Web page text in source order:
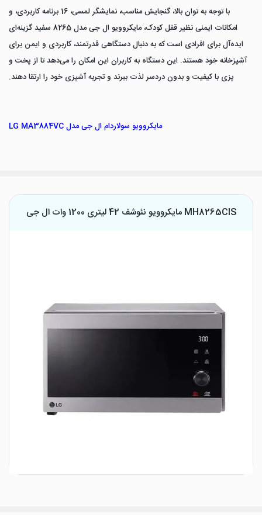
با توجه به توان بالا، گنجایش مناسب، نمایشگر لمسی، 16 برنامه کاربردی، و
امکانات ایمنی نظیر قفل کودک، مایکروویو ال جی مدل 8265 سفید گزینه‌ای
ایده‌آل برای افرادی است که به دنبال دستگاهی قدرتمند، کاربردی و ایمن برای
آشپزخانه خود هستند. این دستگاه به کاربران این امکان را می‌دهد تا از پخت و
پزی با کیفیت و بدون دردسر لذت ببرند و تجربه آشپزی خود را ارتقا دهند.
مایکروویو سولاردام ال جی مدل LG MA3884VC
مایکروویو نئوشف 42 لیتری 1200 وات ال جی MH8265CIS